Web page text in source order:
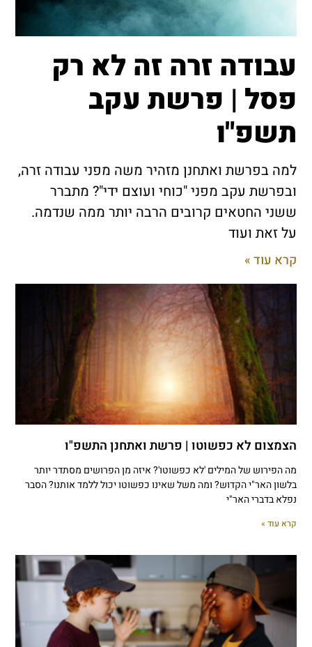
עבודה זרה זה לא רק
פסל | פרשת עקב
תשפ"ו
למה בפרשת ואתחנן מזהיר משה מפני עבודה זרה,
ובפרשת עקב מפני "כוחי ועוצם ידי"? מתברר
ששני החטאים קרובים הרבה יותר ממה שנדמה.
על זאת ועוד
קרא עוד »
הצמצום לא כפשוטו | פרשת ואתחנן התשפ"ו
מה הפירוש של המילים 'לא כפשוטו'? איזה מן הפרושים מסתדר יותר
בלשון האר"י הקדוש? ומה משל שאינו כפשוטו יכול ללמד אותנו? הסבר
נפלא בדברי האר"י
קרא עוד »